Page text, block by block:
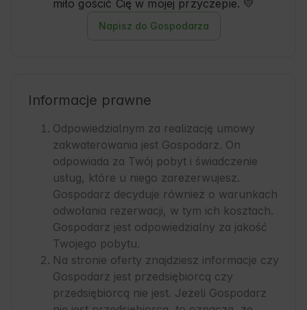
Napisz do Gospodarza
Informacje prawne
Odpowiedzialnym za realizację umowy
zakwaterowania jest Gospodarz. On
odpowiada za Twój pobyt i świadczenie
usług, które u niego zarezerwujesz.
Gospodarz decyduje również o warunkach
odwołania rezerwacji, w tym ich kosztach.
Gospodarz jest odpowiedzialny za jakość
Twojego pobytu.
Na stronie oferty znajdziesz informacje czy
Gospodarz jest przedsiębiorcą czy
przedsiębiorcą nie jest. Jeżeli Gospodarz